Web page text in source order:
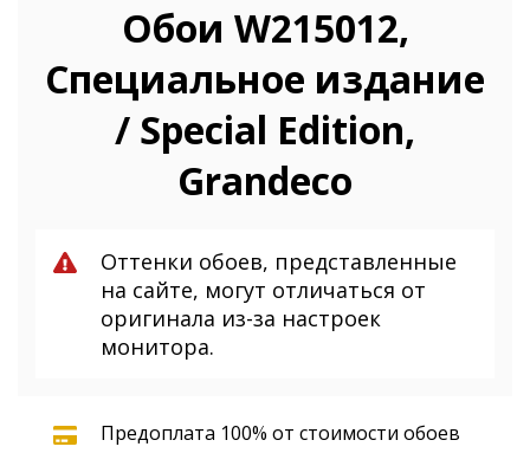
Обои W215012,
Специальное издание
/ Special Edition,
Grandeco
Оттенки обоев, представленные
на сайте, могут отличаться от
оригинала из-за настроек
монитора.
Предоплата 100% от стоимости обоев